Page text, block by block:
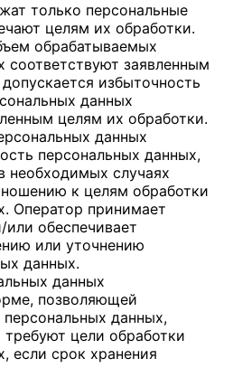
только персональные
целям их обработки.
обрабатываемых
соответствуют заявленным
избыточность
данных
целям их обработки.
данных
персональных данных,
необходимых случаях
к целям обработки
Оператор принимает
обеспечивает
или уточнению
данных.
данных
позволяющей
персональных данных,
цели обработки
если срок хранения